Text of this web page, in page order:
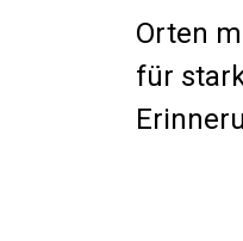
Orten
für